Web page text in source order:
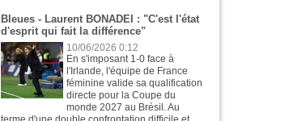
Bleues - Laurent BONADEI : "C'est l'état
d'esprit qui fait la différence"
10/06/2026 0:12
En s'imposant 1-0 face à
l'Irlande, l'équipe de France
féminine valide sa qualification
directe pour la Coupe du
monde 2027 au Brésil. Au